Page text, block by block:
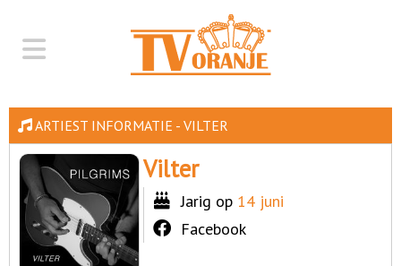
ARTIEST INFORMATIE - VILTER
Vilter
Jarig op 14 juni
Facebook